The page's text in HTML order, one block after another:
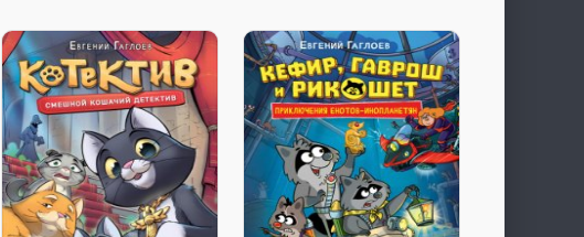
дракона